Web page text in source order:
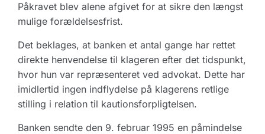
Påkravet blev alene afgivet for at sikre den længst
mulige forældelsesfrist.
Det beklages, at banken et antal gange har rettet
direkte henvendelse til klageren efter det tidspunkt,
hvor hun var repræsenteret ved advokat. Dette har
imidlertid ingen indflydelse på klagerens retlige
stilling i relation til kautionsforpligtelsen.
Banken sendte den 9. februar 1995 en påmindelse